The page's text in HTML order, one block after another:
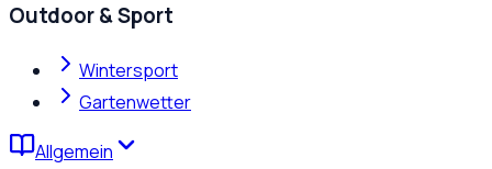
Outdoor & Sport
Wintersport
Gartenwetter
Allgemein